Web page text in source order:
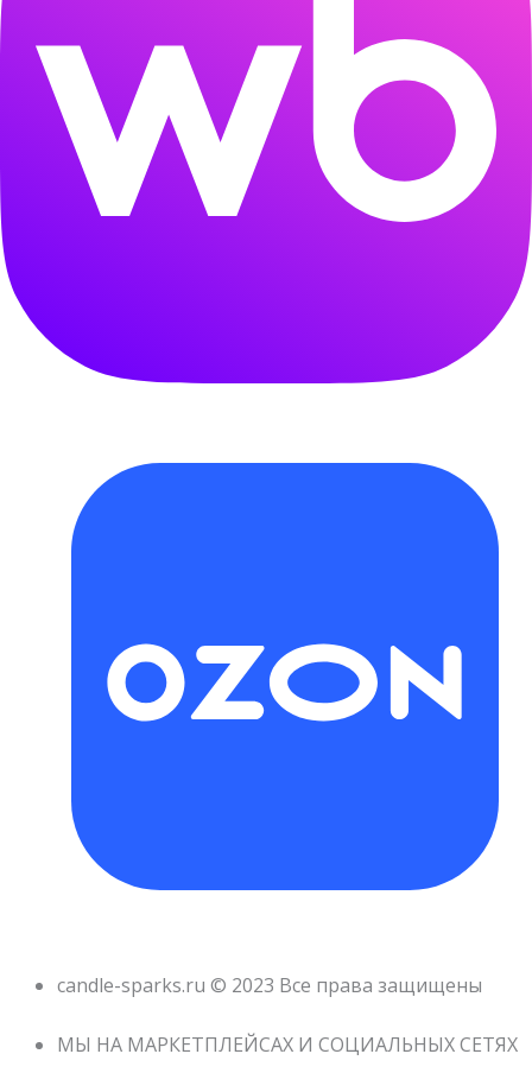
candle-sparks.ru © 2023 Все права защищены
МЫ НА МАРКЕТПЛЕЙСАХ И СОЦИАЛЬНЫХ СЕТЯХ